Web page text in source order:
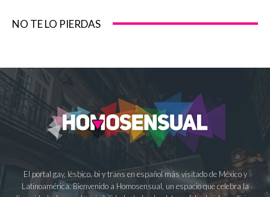
NO TE LO PIERDAS
El portal gay, lésbico, bi y trans en español más visitado de México y
Latinoamérica. Bienvenido a Homosensual, un espacio que celebra la